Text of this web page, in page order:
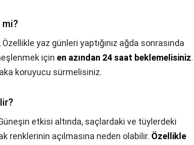
mi?
Özellikle yaz günleri yaptığınız ağda sonrasında
için en azından 24 saat beklemelisiniz.
koruyucu sürmelisiniz.
etkisi altında, saçlardaki ve tüylerdeki
renklerinin açılmasına neden olabilir. Özellikle